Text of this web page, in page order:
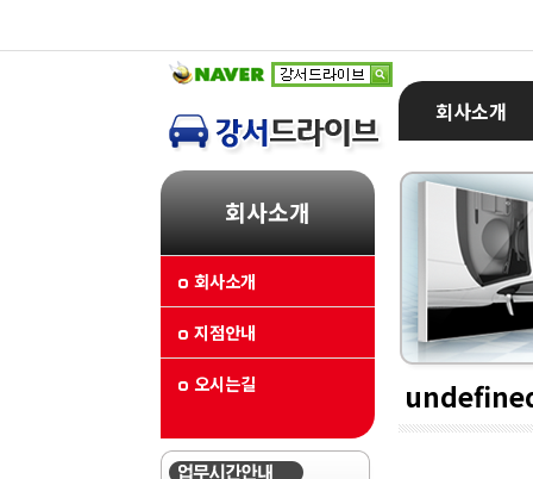
회사소개
회사소개
회사소개
지점안내
오시는길